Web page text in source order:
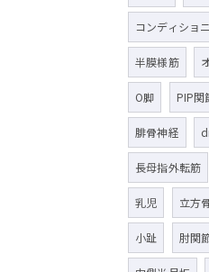
コンディショ
半膜様筋
O脚 PIP関
腓骨神経
長母指外転筋
乳児 立方
小趾 肘関